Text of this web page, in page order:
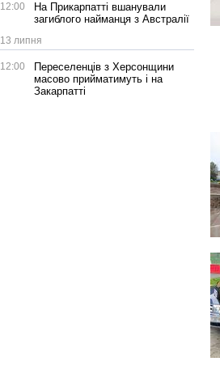
12:00
На Прикарпатті вшанували
загиблого найманця з Австралії
13 липня
12:00
Переселенців з Херсонщини
масово прийматимуть і на
Закарпатті